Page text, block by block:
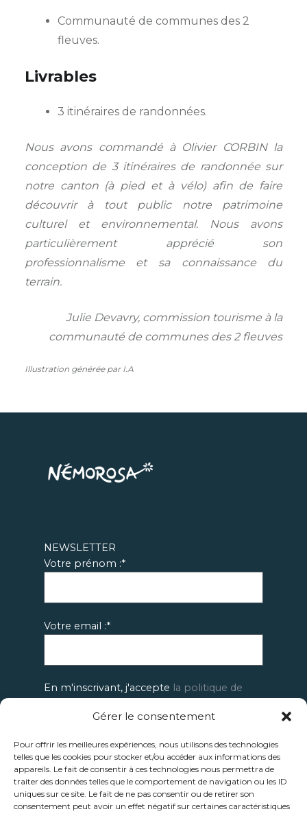
Gérer le consentement
Pour offrir les meilleures expériences, nous utilisons des technologies
telles que les cookies pour stocker et/ou accéder aux informations des
appareils. Le fait de consentir à ces technologies nous permettra de
traiter des données telles que le comportement de navigation ou les ID
uniques sur ce site. Le fait de ne pas consentir ou de retirer son
consentement peut avoir un effet négatif sur certaines caractéristiques
Communauté de communes des 2
fleuves.
Livrables
3 itinéraires de randonnées.
Nous avons commandé à Olivier CORBIN la
conception de 3 itinéraires de randonnée sur
notre canton (à pied et à vélo) afin de faire
découvrir à tout public notre patrimoine
culturel et environnemental. Nous avons
particulièrement apprécié son
professionnalisme et sa connaissance du
terrain.
Julie Devavry, commission tourisme à la
communauté de communes des 2 fleuves
Illustration générée par I.A
NEWSLETTER
Votre prénom :*
Votre email :*
En m'inscrivant, j'accepte la politique de